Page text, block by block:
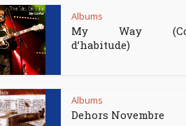
Albums
My Way
d’habitude)
Albums
Dehors Novembre